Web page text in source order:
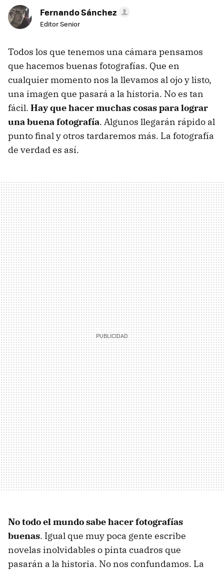
Fernando Sánchez
Editor Senior
Todos los que tenemos una cámara pensamos
que hacemos buenas fotografías. Que en
cualquier momento nos la llevamos al ojo y listo,
una imagen que pasará a la historia. No es tan
fácil. Hay que hacer muchas cosas para lograr
una buena fotografía. Algunos llegarán rápido al
punto final y otros tardaremos más. La fotografía
de verdad es así.
No todo el mundo sabe hacer fotografías
buenas. Igual que muy poca gente escribe
novelas inolvidables o pinta cuadros que
pasarán a la historia. No nos confundamos. La